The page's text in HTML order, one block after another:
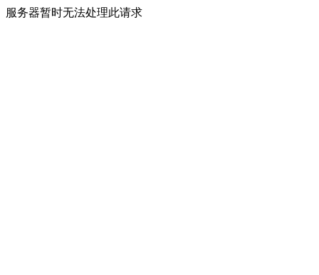
服务器暂时无法处理此请求